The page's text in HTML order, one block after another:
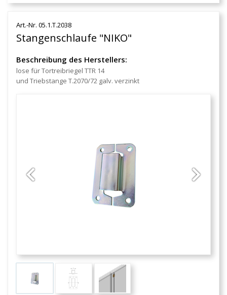
Art.-Nr. 05.1.T.2038
Stangenschlaufe "NIKO"
Previous Next
Beschreibung des Herstellers:
lose für Tortreibriegel TTR 14
und Triebstange T.2070/72 galv. verzinkt